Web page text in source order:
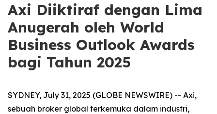
Axi Diiktiraf dengan Lima
Anugerah oleh World
Business Outlook Awards
bagi Tahun 2025
SYDNEY, July 31, 2025 (GLOBE NEWSWIRE) -- Axi,
sebuah broker global terkemuka dalam industri,